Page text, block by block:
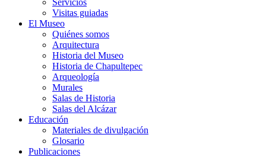
Servicios
Visitas guiadas
El Museo
Quiénes somos
Arquitectura
Historia del Museo
Historia de Chapultepec
Arqueología
Murales
Salas de Historia
Salas del Alcázar
Educación
Materiales de divulgación
Glosario
Publicaciones